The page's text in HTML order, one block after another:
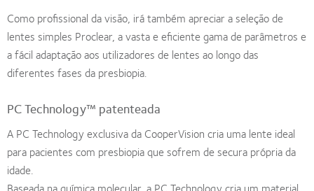
Como profissional da visão, irá também apreciar a seleção de
lentes simples Proclear, a vasta e eficiente gama de parâmetros e
a fácil adaptação aos utilizadores de lentes ao longo das
diferentes fases da presbiopia.
PC Technology™ patenteada
A PC Technology exclusiva da CooperVision cria uma lente ideal
para pacientes com presbiopia que sofrem de secura própria da
idade.